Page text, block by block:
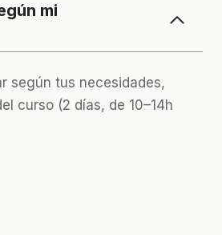
mi
según tus necesidades,
curso (2 días, de 10–14h